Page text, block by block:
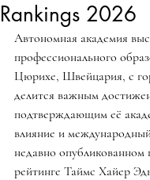
Rankings 2026
Автономная академия
профессионального
Цюрихе, Швейцария, с
делится важным
подтверждающим её
влияние и
недавно
рейтинге Таймс Хайер